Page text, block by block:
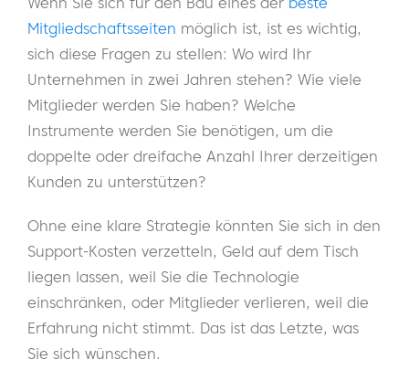
Mitgliedschaftsseiten möglich ist, ist es wichtig,
sich diese Fragen zu stellen: Wo wird Ihr
Unternehmen in zwei Jahren stehen? Wie viele
Mitglieder werden Sie haben? Welche
Instrumente werden Sie benötigen, um die
doppelte oder dreifache Anzahl Ihrer derzeitigen
Kunden zu unterstützen?
Ohne eine klare Strategie könnten Sie sich in den
Support-Kosten verzetteln, Geld auf dem Tisch
liegen lassen, weil Sie die Technologie
einschränken, oder Mitglieder verlieren, weil die
Erfahrung nicht stimmt. Das ist das Letzte, was
Sie sich wünschen.